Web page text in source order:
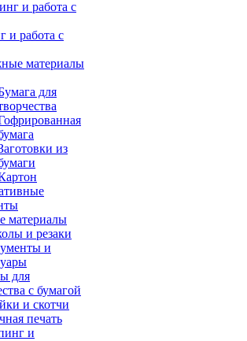
и работа с
материалы
для
из
материалы
и резаки
и
для
с бумагой
и скотчи
печать
и